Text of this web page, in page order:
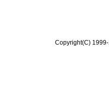
Copyright(C)